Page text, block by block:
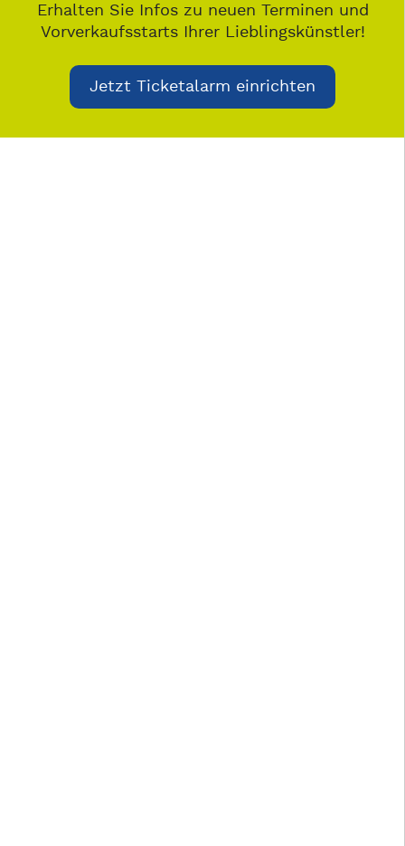
Erhalten Sie Infos zu neuen Terminen und
Vorverkaufsstarts Ihrer Lieblingskünstler!
Jetzt Ticketalarm einrichten